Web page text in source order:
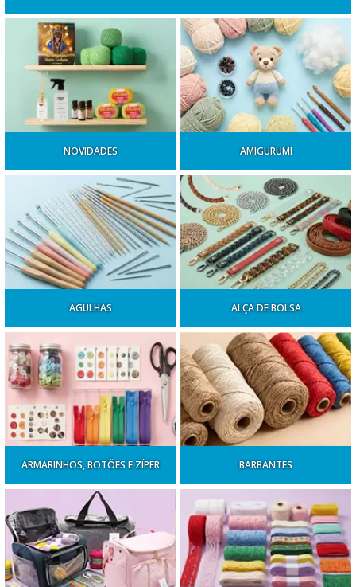
NOVIDADES AMIGURUMI
AGULHAS ALÇA DE BOLSA
ARMARINHOS, BOTÕES E ZÍPER BARBANTES